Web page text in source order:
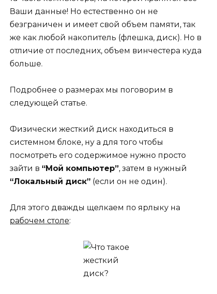
Ваши данные! Но естественно он не
безграничен и имеет свой объем памяти, так
же как любой накопитель (флешка, диск). Но в
отличие от последних, объем винчестера куда
больше.
Подробнее о размерах мы поговорим в
следующей статье.
Физически жесткий диск находиться в
системном блоке, ну а для того чтобы
посмотреть его содержимое нужно просто
зайти в “Мой компьютер”, затем в нужный
“Локальный диск” (если он не один).
Для этого дважды щелкаем по ярлыку на
рабочем столе: